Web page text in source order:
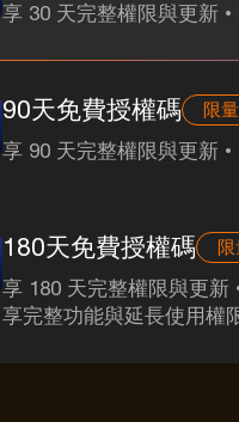
享 30 天完整權限與更新 •
90天免費授權碼 限
享 90 天完整權限與更新 •
180天免費授權碼
享 180 天完整權限與更新
享完整功能與延長使用權